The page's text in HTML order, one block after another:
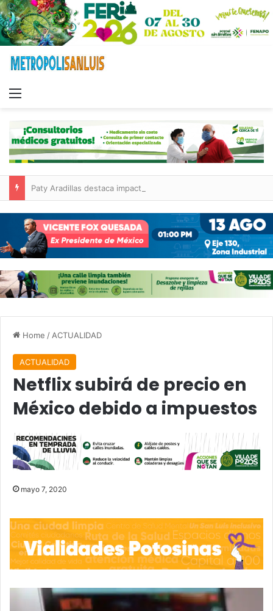
Home / ACTUALIDAD
ACTUALIDAD
Netflix subirá de precio en
México debido a impuestos
mayo 7, 2020